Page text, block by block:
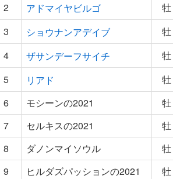
2
アドマイヤビルゴ 牡
3
ショウナンアデイブ 牡
4
ザサンデーフサイチ 牡
5
リアド 牡
6
モシーンの2021 牡
7
セルキスの2021 牡
8
ダノンマイソウル 牡
9
ヒルダズパッションの2021 牡